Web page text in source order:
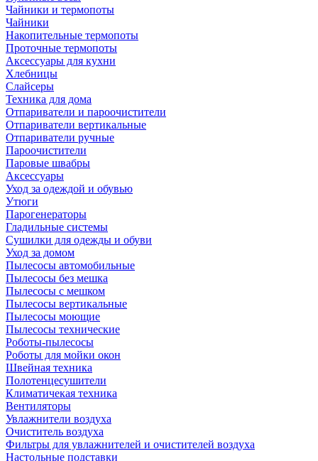
Чайники и термопоты
Чайники
Накопительные термопоты
Проточные термопоты
Аксессуары для кухни
Хлебницы
Слайсеры
Техника для дома
Отпариватели и пароочистители
Отпариватели вертикальные
Отпариватели ручные
Пароочистители
Паровые швабры
Аксессуары
Уход за одеждой и обувью
Утюги
Парогенераторы
Гладильные системы
Сушилки для одежды и обуви
Уход за домом
Пылесосы автомобильные
Пылесосы без мешка
Пылесосы с мешком
Пылесосы вертикальные
Пылесосы моющие
Пылесосы технические
Роботы-пылесосы
Роботы для мойки окон
Швейная техника
Полотенцесушители
Климатичекая техника
Вентиляторы
Увлажнители воздуха
Очиститель воздуха
Фильтры для увлажнителей и очистителей воздуха
Настольные подставки